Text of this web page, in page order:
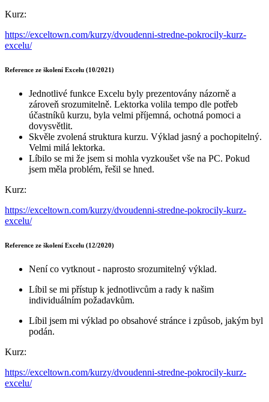
Kurz:
https://exceltown.com/kurzy/dvoudenni-stredne-pokrocily-kurz-
excelu/
Reference ze školení Excelu (10/2021)
Jednotlivé funkce Excelu byly prezentovány názorně a
zároveň srozumitelně. Lektorka volila tempo dle potřeb
účastníků kurzu, byla velmi příjemná, ochotná pomoci a
dovysvětlit.
Skvěle zvolená struktura kurzu. Výklad jasný a pochopitelný.
Velmi milá lektorka.
Líbilo se mi že jsem si mohla vyzkoušet vše na PC. Pokud
jsem měla problém, řešil se hned.
Kurz:
https://exceltown.com/kurzy/dvoudenni-stredne-pokrocily-kurz-
excelu/
Reference ze školení Excelu (12/2020)
Není co vytknout - naprosto srozumitelný výklad.
Líbil se mi přístup k jednotlivcům a rady k našim
individuálním požadavkům.
Líbil jsem mi výklad po obsahové stránce i způsob, jakým byl
podán.
Kurz:
https://exceltown.com/kurzy/dvoudenni-stredne-pokrocily-kurz-
excelu/